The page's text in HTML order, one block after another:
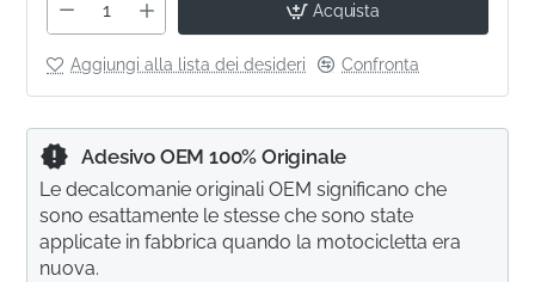
Acquista
Aggiungi alla lista dei desideri Confronta
Adesivo OEM 100% Originale
Le decalcomanie originali OEM significano che
sono esattamente le stesse che sono state
applicate in fabbrica quando la motocicletta era
nuova.